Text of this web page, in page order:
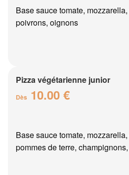
Base sauce tomate,
poivrons, oignons
Pizza végétarienne junior
Dès 10.00 €
Base sauce tomate,
pommes de terre,